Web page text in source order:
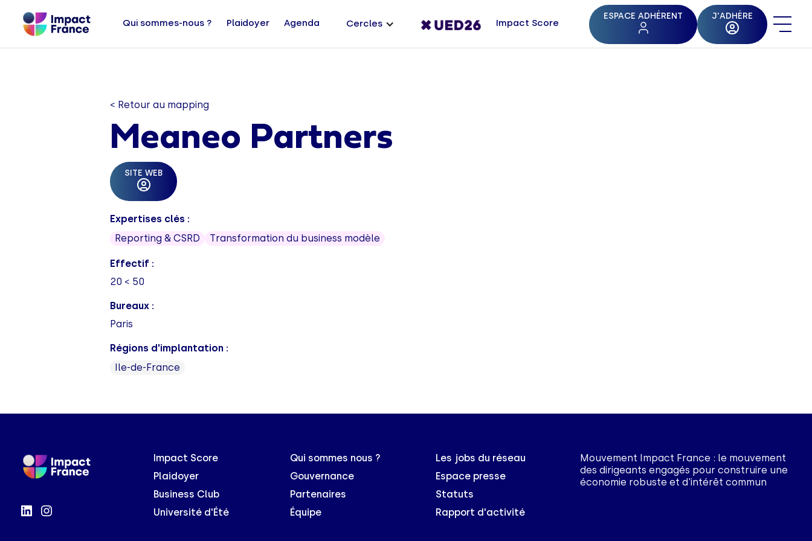
Qui sommes-nous ? Plaidoyer Agenda Cercles Impact Score
ESPACE ADHÉRENT J'ADHÈRE
< Retour au mapping
Meaneo Partners
SITE WEB
Expertises clés :
Reporting & CSRD
Transformation du business modèle
Effectif :
20 < 50
Bureaux :
Paris
Régions d'implantation :
Ile-de-France
Impact Score
Plaidoyer
Business Club
Université d'Été
Qui sommes nous ?
Gouvernance
Partenaires
Équipe
Les jobs du réseau
Espace presse
Statuts
Rapport d'activité
Mouvement Impact France : le mouvement
des dirigeants engagés pour construire une
économie robuste et d'intérêt commun